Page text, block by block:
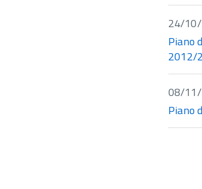
24/
Piano
2012/
08/
Piano